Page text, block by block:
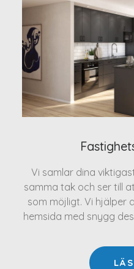
Vi samlar dina
samma tak och ser till
som möjligt. Vi hjälper
hemsida med snygg